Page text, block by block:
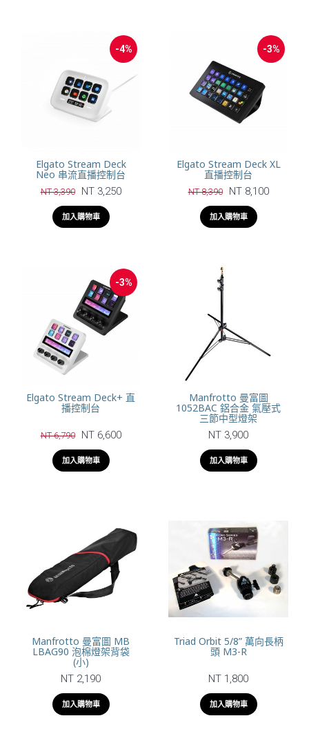
-4%
Elgato Stream Deck
Neo 串流直播控制台
NT 3,390 NT 3,250
加入購物車
-3%
Elgato Stream Deck XL
直播控制台
NT 8,390 NT 8,100
加入購物車
-3%
Elgato Stream Deck+ 直
播控制台
NT 6,790 NT 6,600
加入購物車
Manfrotto 曼富圖
1052BAC 鋁合金 氣壓式
三節中型燈架
NT 3,900
加入購物車
Manfrotto 曼富圖 MB
LBAG90 泡棉燈架背袋
(小)
NT 2,190
加入購物車
Triad Orbit 5/8” 萬向長柄
頭 M3-R
NT 1,800
加入購物車